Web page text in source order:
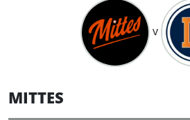
v
MITTES